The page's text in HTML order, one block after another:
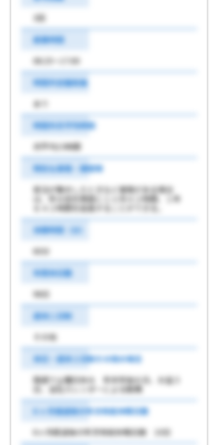
3回
就業時間
08:25～17:00
時間外労働有無
あり
時間外月平均時間
月平均15時間
特別な事情・期間等
受注が集中したときなど事情がある場合
は、年６回を限度に１ヶ月４２時間、１年
６４２時間を延長することができる。
休憩時間（分）
60分
年間休日数
98日
週休二日制
その他
休日・週休２日制その他の場合
隔週で土曜日休み 年末年始６日、お盆３
日、会社カレンダーによる勤務
6 ヶ月経過後の年次有給休暇日数
6ヶ月経過後の年次有給休暇日数 10日